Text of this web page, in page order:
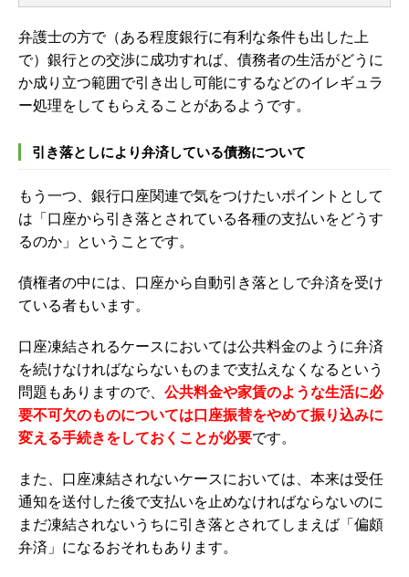
弁護士の方で（ある程度銀行に有利な条件も出した上
で）銀行との交渉に成功すれば、債務者の生活がどうに
か成り立つ範囲で引き出し可能にするなどのイレギュラ
ー処理をしてもらえることがあるようです。
引き落としにより弁済している債務について
もう一つ、銀行口座関連で気をつけたいポイントとして
は「口座から引き落とされている各種の支払いをどうす
るのか」ということです。
債権者の中には、口座から自動引き落としで弁済を受け
ている者もいます。
口座凍結されるケースにおいては公共料金のように弁済
を続けなければならないものまで支払えなくなるという
問題もありますので、 公共料金や家賃のような生活に必
要不可欠のものについては口座振替をやめて振り込みに
変える手続きをしておくことが必要です。
また、口座凍結されないケースにおいては、本来は受任
通知を送付した後で支払いを止めなければならないのに
まだ凍結されないうちに引き落とされてしまえば「偏頗
弁済」になるおそれもあります。